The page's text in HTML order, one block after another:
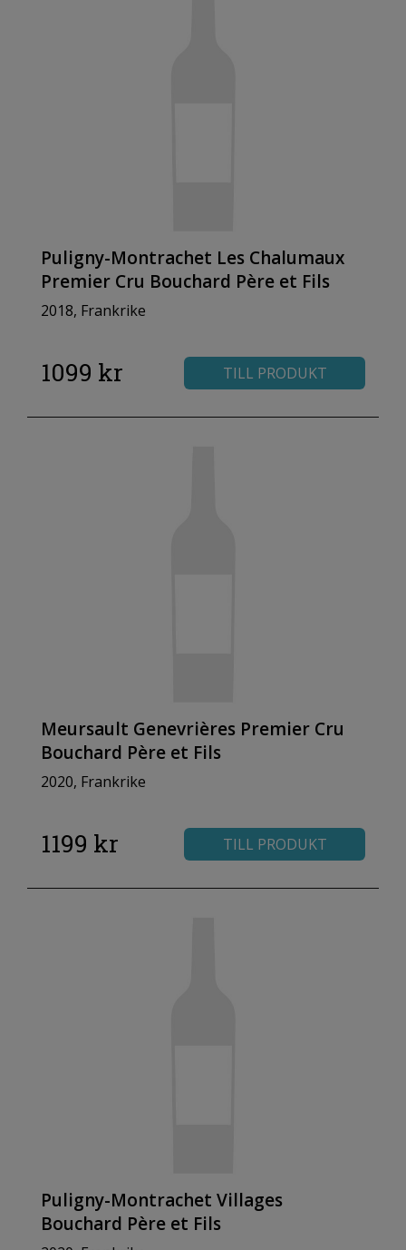
Puligny-Montrachet Les Chalumaux
Premier Cru Bouchard Père et Fils
2018, Frankrike
1099 kr TILL PRODUKT
Meursault Genevrières Premier Cru
Bouchard Père et Fils
2020, Frankrike
1199 kr TILL PRODUKT
Puligny-Montrachet Villages
Bouchard Père et Fils